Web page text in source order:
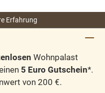
Erfahrung
Wohnpalast
5 Euro Gutschein*.
von 200 €.